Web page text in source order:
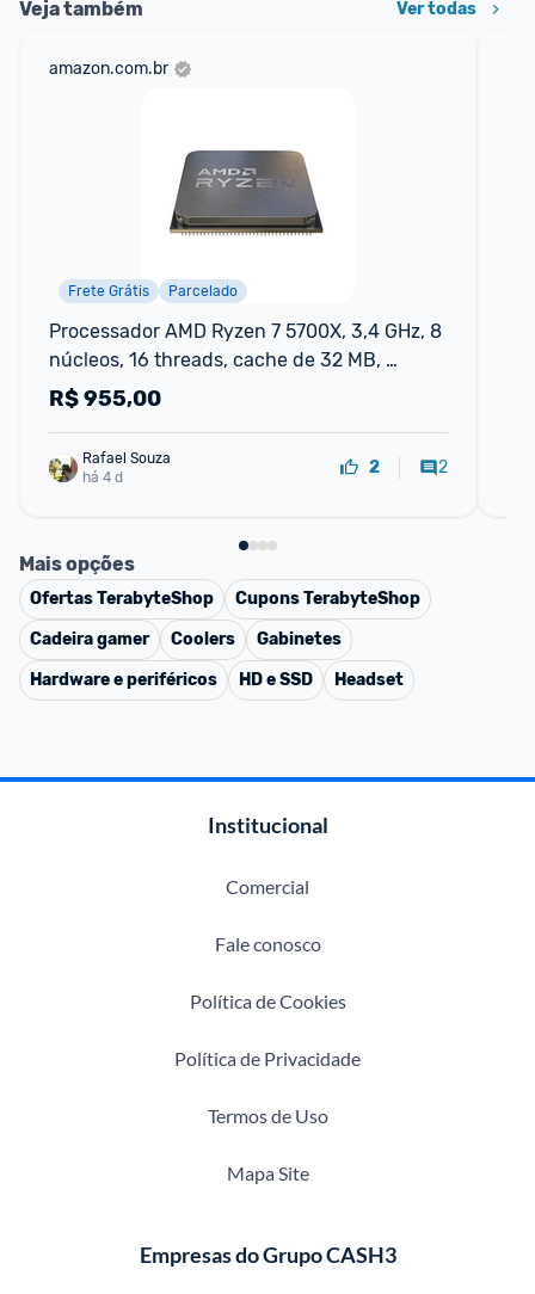
Veja também Ver todas
amazon.com.br
Frete Grátis Parcelado
Processador AMD Ryzen 7 5700X, 3,4 GHz, 8
núcleos, 16 threads, cache de 32 MB,
soquete AM4, OEM
R$955,00
Rafael Souza
há 4 d
2 2
Mais opções
OfertasTerabyteShop CuponsTerabyteShop
Cadeira gamer
Coolers
Gabinetes
Hardware e periféricos
HD e SSD Headset
Institucional
Comercial
Fale conosco
Política de Cookies
Política de Privacidade
Termos de Uso
Mapa Site
Empresas do Grupo CASH3